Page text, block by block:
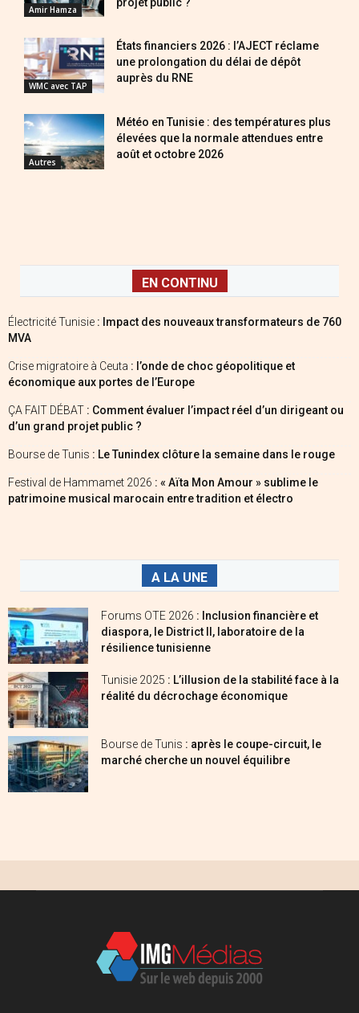
Amir Hamza
WMC avec TAP
États financiers 2026 : l’AJECT réclame
une prolongation du délai de dépôt
auprès du RNE
Autres
Météo en Tunisie : des températures plus
élevées que la normale attendues entre
août et octobre 2026
EN CONTINU
Électricité Tunisie : Impact des nouveaux transformateurs de 760
MVA
Crise migratoire à Ceuta : l’onde de choc géopolitique et
économique aux portes de l’Europe
ÇA FAIT DÉBAT : Comment évaluer l’impact réel d’un dirigeant ou
d’un grand projet public ?
Bourse de Tunis : Le Tunindex clôture la semaine dans le rouge
Festival de Hammamet 2026 : « Aïta Mon Amour » sublime le
patrimoine musical marocain entre tradition et électro
A LA UNE
Forums OTE 2026 : Inclusion financière et
diaspora, le District II, laboratoire de la
résilience tunisienne
Tunisie 2025 : L’illusion de la stabilité face à la
réalité du décrochage économique
Bourse de Tunis : après le coupe-circuit, le
marché cherche un nouvel équilibre